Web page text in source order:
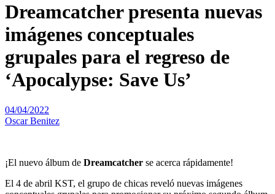
Dreamcatcher presenta nuevas
imágenes conceptuales
grupales para el regreso de
‘Apocalypse: Save Us’
04/04/2022
Oscar Benitez
¡El nuevo álbum de Dreamcatcher se acerca rápidamente!
El 4 de abril KST, el grupo de chicas reveló nuevas imágenes